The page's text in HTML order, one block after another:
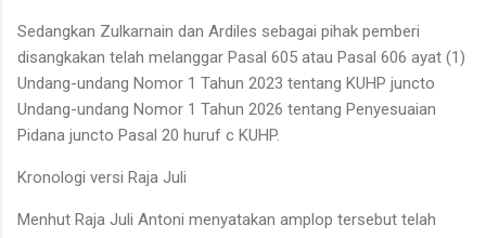
Sedangkan Zulkarnain dan Ardiles sebagai pihak pemberi
disangkakan telah melanggar Pasal 605 atau Pasal 606 ayat (1)
Undang-undang Nomor 1 Tahun 2023 tentang KUHP juncto
Undang-undang Nomor 1 Tahun 2026 tentang Penyesuaian
Pidana juncto Pasal 20 huruf c KUHP.
Kronologi versi Raja Juli
Menhut Raja Juli Antoni menyatakan amplop tersebut telah